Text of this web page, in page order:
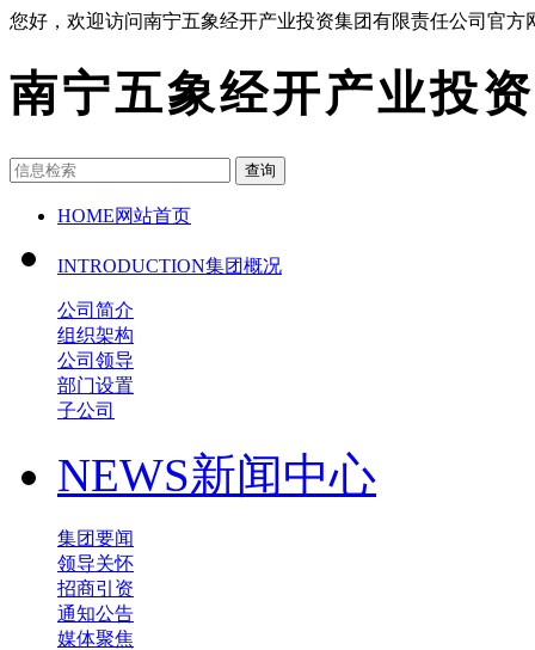
您好，欢迎访问南宁五象经开产业投资集团有限责任公司官方
南宁五象经开产业投
查询
HOME网站首页
INTRODUCTION集团概况
公司简介
组织架构
公司领导
部门设置
子公司
NEWS新闻中心
集团要闻
领导关怀
招商引资
通知公告
媒体聚焦